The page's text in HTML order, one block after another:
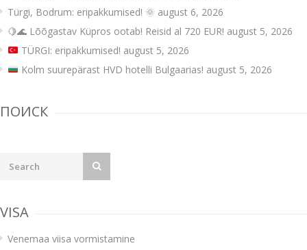
Türgi, Bodrum: eripakkumised! 🌞 august 6, 2026
🍋🌊 Lõõgastav Küpros ootab! Reisid al 720 EUR! august 5, 2026
TÜRGI: eripakkumised! august 5, 2026
Kolm suurepärast HVD hotelli Bulgaarias! august 5, 2026
ПОИСК
VISA
Venemaa viisa vormistamine